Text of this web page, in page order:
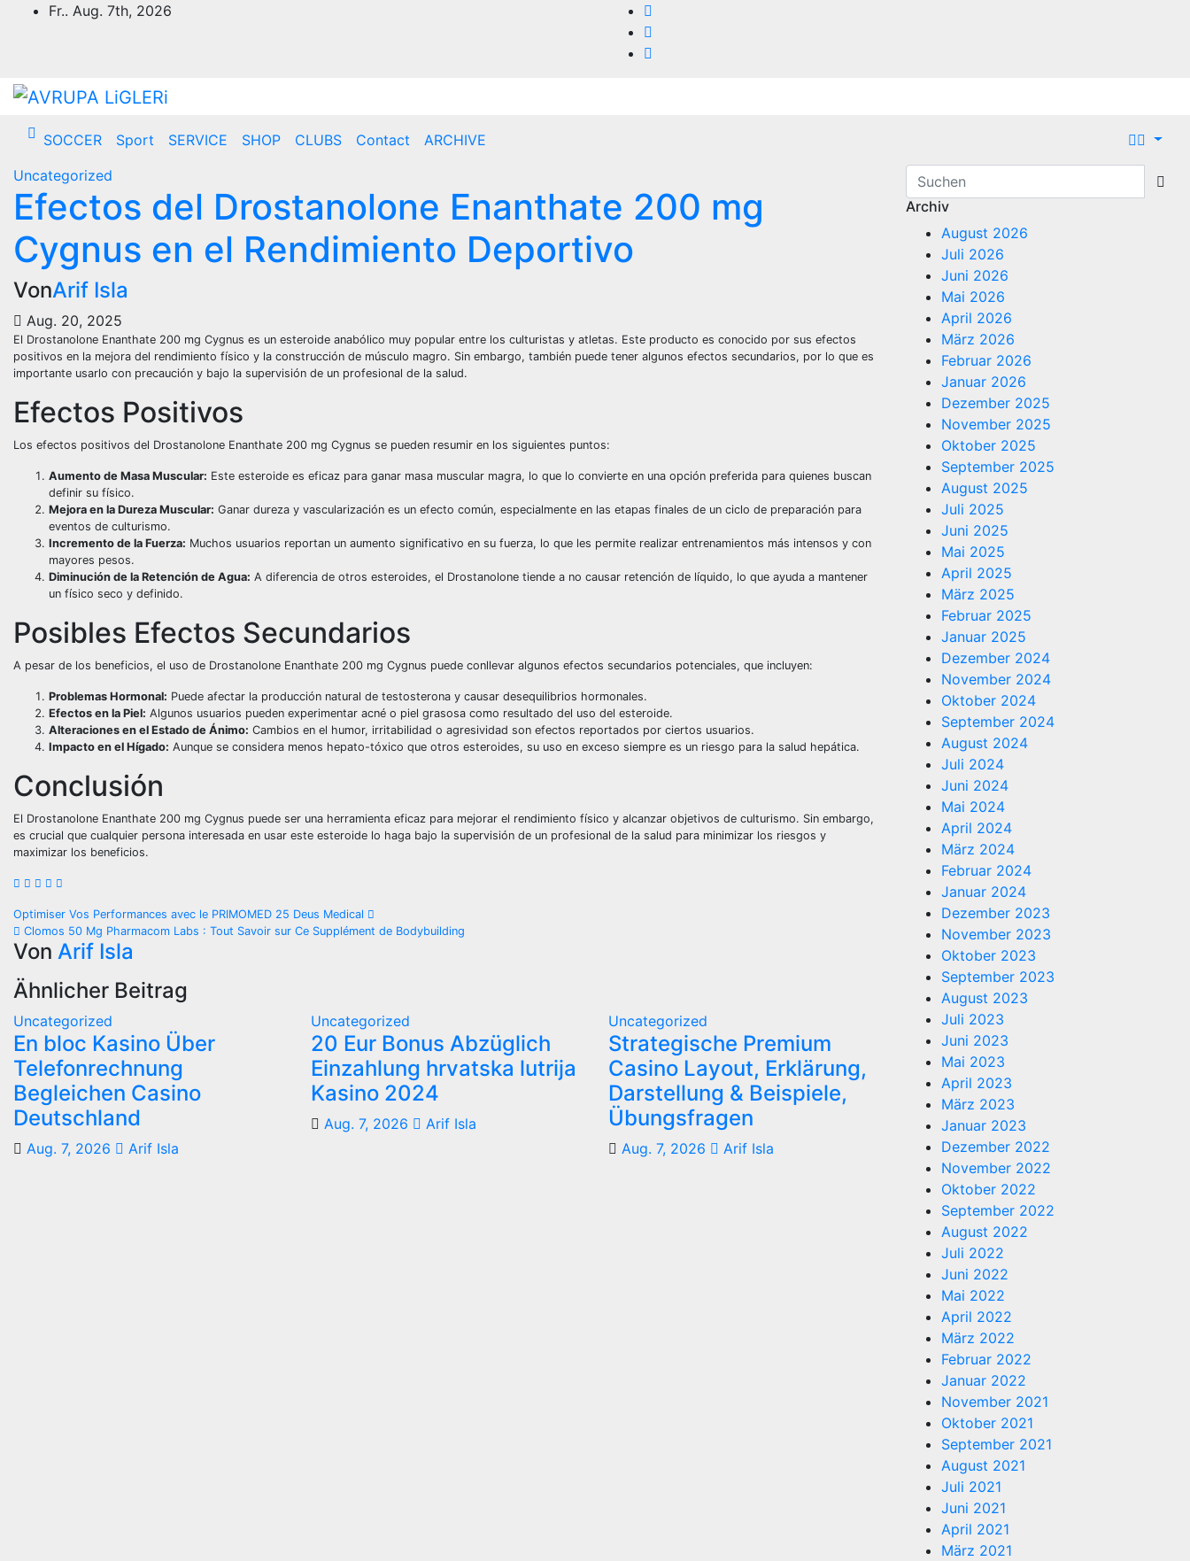
Fr.. Aug. 7th, 2026
SOCCER Sport SERVICE SHOP CLUBS Contact
ARCHIVE
Uncategorized
Efectos del Drostanolone Enanthate 200 mg
Cygnus en el Rendimiento Deportivo
VonArif Isla
Aug. 20, 2025
El Drostanolone Enanthate 200 mg Cygnus es un esteroide anabólico muy popular entre los culturistas y atletas. Este producto es conocido por sus efectos
positivos en la mejora del rendimiento físico y la construcción de músculo magro. Sin embargo, también puede tener algunos efectos secundarios, por lo que es
importante usarlo con precaución y bajo la supervisión de un profesional de la salud.
Efectos Positivos
Los efectos positivos del Drostanolone Enanthate 200 mg Cygnus se pueden resumir en los siguientes puntos:
Aumento de Masa Muscular: Este esteroide es eficaz para ganar masa muscular magra, lo que lo convierte en una opción preferida para quienes buscan
definir su físico.
Mejora en la Dureza Muscular: Ganar dureza y vascularización es un efecto común, especialmente en las etapas finales de un ciclo de preparación para
eventos de culturismo.
Incremento de la Fuerza: Muchos usuarios reportan un aumento significativo en su fuerza, lo que les permite realizar entrenamientos más intensos y con
mayores pesos.
Diminución de la Retención de Agua: A diferencia de otros esteroides, el Drostanolone tiende a no causar retención de líquido, lo que ayuda a mantener
un físico seco y definido.
Posibles Efectos Secundarios
A pesar de los beneficios, el uso de Drostanolone Enanthate 200 mg Cygnus puede conllevar algunos efectos secundarios potenciales, que incluyen:
Problemas Hormonal: Puede afectar la producción natural de testosterona y causar desequilibrios hormonales.
Efectos en la Piel: Algunos usuarios pueden experimentar acné o piel grasosa como resultado del uso del esteroide.
Alteraciones en el Estado de Ánimo: Cambios en el humor, irritabilidad o agresividad son efectos reportados por ciertos usuarios.
Impacto en el Hígado: Aunque se considera menos hepato-tóxico que otros esteroides, su uso en exceso siempre es un riesgo para la salud hepática.
Conclusión
El Drostanolone Enanthate 200 mg Cygnus puede ser una herramienta eficaz para mejorar el rendimiento físico y alcanzar objetivos de culturismo. Sin embargo,
es crucial que cualquier persona interesada en usar este esteroide lo haga bajo la supervisión de un profesional de la salud para minimizar los riesgos y
maximizar los beneficios.
Beitragsnavigation
Optimiser Vos Performances avec le PRIMOMED 25 Deus Medical
Clomos 50 Mg Pharmacom Labs : Tout Savoir sur Ce Supplément de Bodybuilding
Von Arif Isla
Ähnlicher Beitrag
Uncategorized
En bloc Kasino Über
Telefonrechnung
Begleichen Casino
Deutschland
Aug. 7, 2026 Arif Isla
Uncategorized
20 Eur Bonus Abzüglich
Einzahlung hrvatska lutrija
Kasino 2024
Aug. 7, 2026 Arif Isla
Uncategorized
Strategische Premium
Casino Layout, Erklärung,
Darstellung & Beispiele,
Übungsfragen
Aug. 7, 2026 Arif Isla
Archiv
August 2026
Juli 2026
Juni 2026
Mai 2026
April 2026
März 2026
Februar 2026
Januar 2026
Dezember 2025
November 2025
Oktober 2025
September 2025
August 2025
Juli 2025
Juni 2025
Mai 2025
April 2025
März 2025
Februar 2025
Januar 2025
Dezember 2024
November 2024
Oktober 2024
September 2024
August 2024
Juli 2024
Juni 2024
Mai 2024
April 2024
März 2024
Februar 2024
Januar 2024
Dezember 2023
November 2023
Oktober 2023
September 2023
August 2023
Juli 2023
Juni 2023
Mai 2023
April 2023
März 2023
Januar 2023
Dezember 2022
November 2022
Oktober 2022
September 2022
August 2022
Juli 2022
Juni 2022
Mai 2022
April 2022
März 2022
Februar 2022
Januar 2022
November 2021
Oktober 2021
September 2021
August 2021
Juli 2021
Juni 2021
April 2021
März 2021